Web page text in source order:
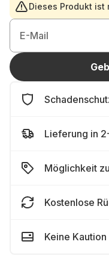
Dieses Produkt ist
E-Mail
Lieferung in
Möglichkeit
Kostenlose
Keine